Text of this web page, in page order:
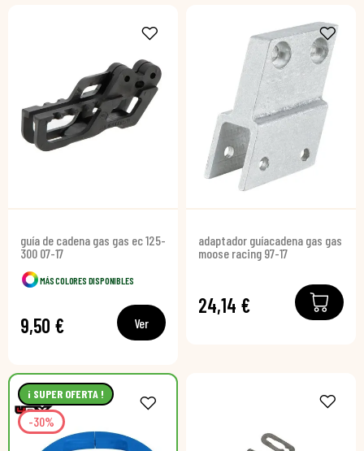
guía de cadena gas gas ec 125-
300 07-17
MÁS COLORES DISPONIBLES
9,50 € Ver
adaptador guíacadena gas gas
moose racing 97-17
24,14 €
¡ SUPER OFERTA !
-30%